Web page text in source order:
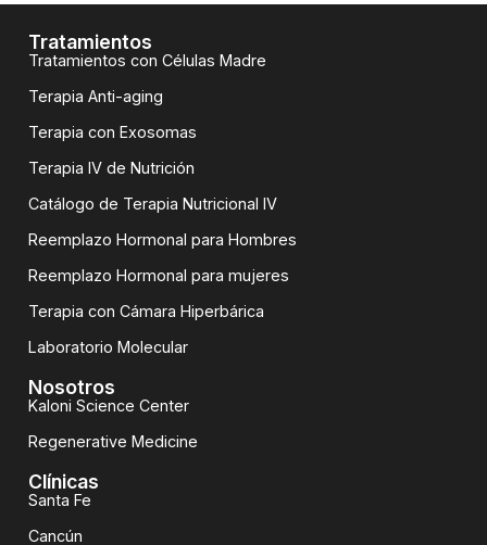
Tratamientos
Tratamientos con Células Madre
Terapia Anti-aging
Terapia con Exosomas
Terapia IV de Nutrición
Catálogo de Terapia Nutricional IV
Reemplazo Hormonal para Hombres
Reemplazo Hormonal para mujeres
Terapia con Cámara Hiperbárica
Laboratorio Molecular
Nosotros
Kaloni Science Center
Regenerative Medicine
Clínicas
Santa Fe
Cancún